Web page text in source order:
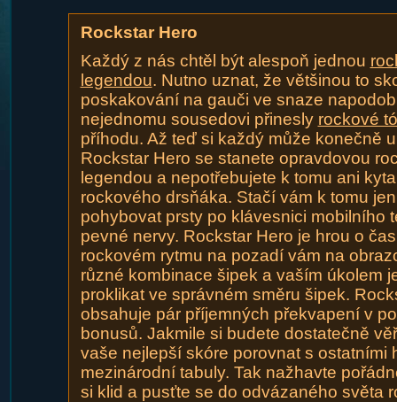
Rockstar Hero
Každý z nás chtěl být alespoň jednou
legendou. Nutno uznat, že většinou to
poskakování na gauči ve snaze
nejednomu sousedovi přinesly rockové
příhodu. Až teď si každý může konečně
Rockstar Hero se stanete opravdovou
legendou a nepotřebujete k tomu ani
rockového drsňáka. Stačí vám k tomu
pohybovat prsty po klávesnici mobilního
pevné nervy. Rockstar Hero je hrou o
rockovém rytmu na pozadí vám na
různé kombinace šipek a vaším úkolem
proklikat ve správném směru šipek.
obsahuje pár příjemných překvapení v
bonusů. Jakmile si budete dostatečně
vaše nejlepší skóre porovnat s ostatními
mezinárodní tabuly. Tak nažhavte
si klid a pusťte se do odvázaného světa